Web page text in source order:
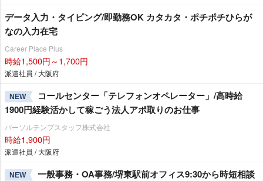
データ入力・タイピング/即勤務OK カタカタ・ポチポチひらが
なの入力在宅
Career Place Plus
時給1,500円～1,700円
派遣社員 / 大阪府
NEW
コールセンター「テレフォンオペレーター」/高時給
1900円経験活かして稼ごう法人アポ取りのお仕事
パーソルテンプスタッフ株式会社
時給1,900円
派遣社員 / 大阪府
NEW
一般事務・OA事務/堺東駅前オフィス9:30から時短相談